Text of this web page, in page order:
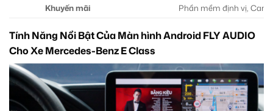
Khuyến mãi
Phần mềm định vị,
Tính Năng Nổi Bật Của Màn hình Android FLY AUDIO
Cho Xe Mercedes-Benz E Class